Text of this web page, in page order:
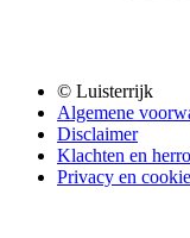
© Luisterrijk
Algemene
Disclaimer
Klachten en
Privacy en